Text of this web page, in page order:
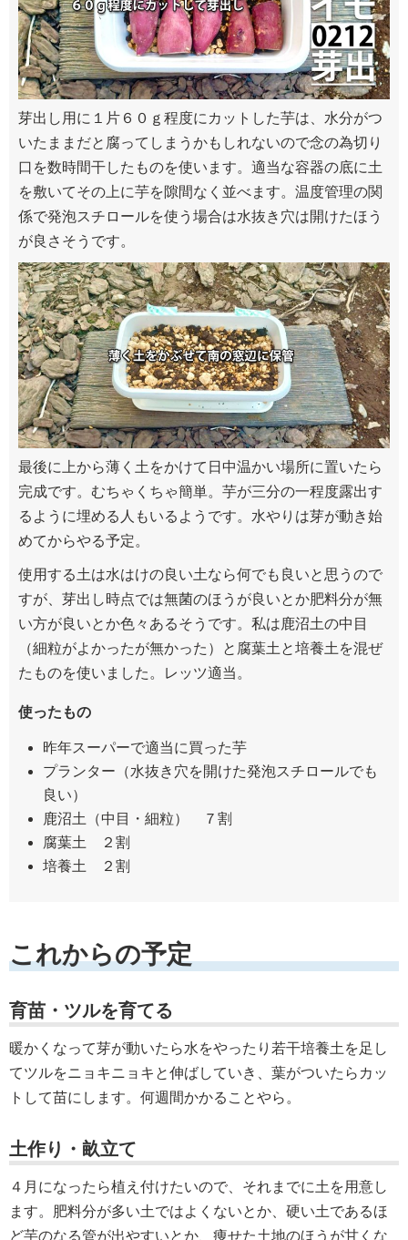
芽出し用に１片６０ｇ程度にカットした芋は、水分がつ
いたままだと腐ってしまうかもしれないので念の為切り
口を数時間干したものを使います。適当な容器の底に土
を敷いてその上に芋を隙間なく並べます。温度管理の関
係で発泡スチロールを使う場合は水抜き穴は開けたほう
が良さそうです。
最後に上から薄く土をかけて日中温かい場所に置いたら
完成です。むちゃくちゃ簡単。芋が三分の一程度露出す
るように埋める人もいるようです。水やりは芽が動き始
めてからやる予定。
使用する土は水はけの良い土なら何でも良いと思うので
すが、芽出し時点では無菌のほうが良いとか肥料分が無
い方が良いとか色々あるそうです。私は鹿沼土の中目
（細粒がよかったが無かった）と腐葉土と培養土を混ぜ
たものを使いました。レッツ適当。
使ったもの
昨年スーパーで適当に買った芋
プランター（水抜き穴を開けた発泡スチロールでも
良い）
鹿沼土（中目・細粒） ７割
腐葉土 ２割
培養土 ２割
これからの予定
育苗・ツルを育てる
暖かくなって芽が動いたら水をやったり若干培養土を足し
てツルをニョキニョキと伸ばしていき、葉がついたらカッ
トして苗にします。何週間かかることやら。
土作り・畝立て
４月になったら植え付けたいので、それまでに土を用意し
ます。肥料分が多い土ではよくないとか、硬い土であるほ
ど芋のなる管が出やすいとか、痩せた土地のほうが甘くな